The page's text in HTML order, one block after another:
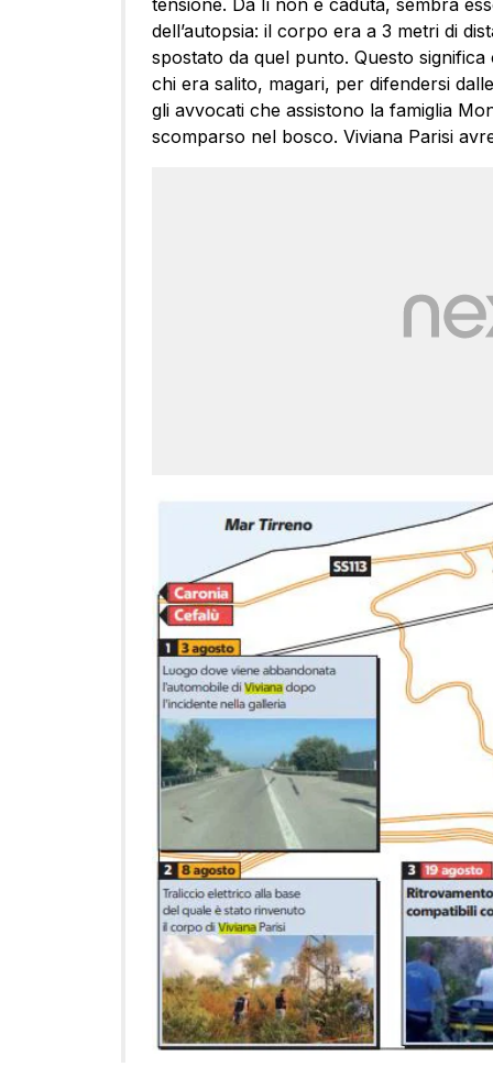
tensione. Da lì non è caduta, sembra
dell’autopsia: il corpo era a 3 metri di
spostato da quel punto. Questo
chi era salito, magari, per difendersi
gli avvocati che assistono la famiglia
scomparso nel bosco. Viviana Parisi